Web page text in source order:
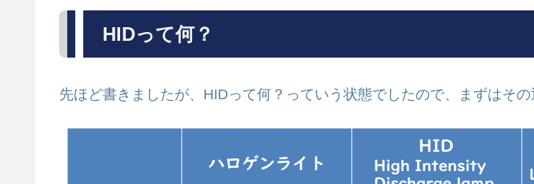
HIDって何？
先ほど書きましたが、HIDって何？っていう状態でしたので、まずはその